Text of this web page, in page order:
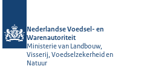
Nederlandse Voedsel- en
Warenautoriteit
Ministerie van Landbouw,
Visserij, Voedselzekerheid en
Natuur